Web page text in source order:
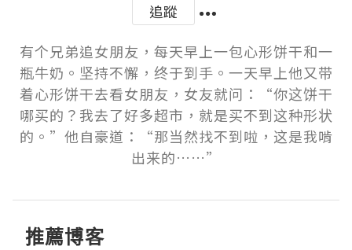
追蹤
有个兄弟追女朋友，每天早上一包心形饼干和一
瓶牛奶。坚持不懈，终于到手。一天早上他又带
着心形饼干去看女朋友，女友就问：“你这饼干
哪买的？我去了好多超市，就是买不到这种形状
的。”他自豪道：“那当然找不到啦，这是我啃
出来的……”
推薦博客